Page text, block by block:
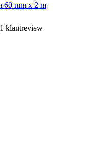
60 mm x 2 m
klantreview